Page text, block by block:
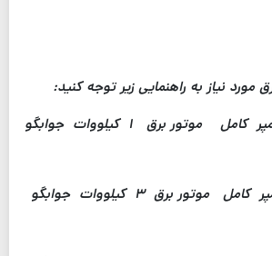
مورد نیاز به راهنمایی زیر توجه کنید:
********* تا ۴ آمپر کامل موتور برق ۱ کیلووات جوابگو
از ۴ آمپر تا ۱۳ آمپر کامل موتور برق ۳ کیلووات جوابگو